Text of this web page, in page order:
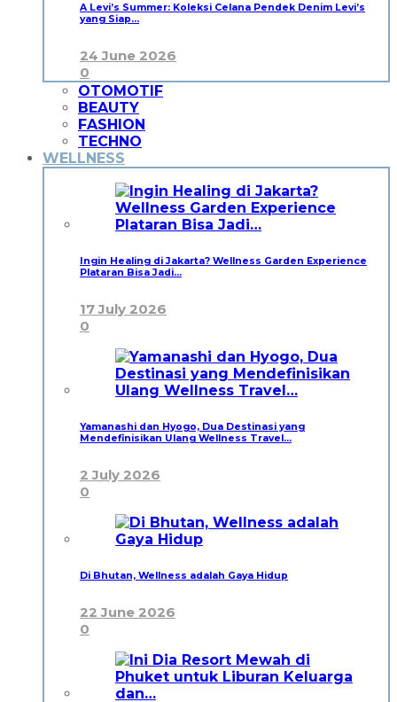
A Levi’s Summer: Koleksi Celana Pendek Denim Levi’s
yang Siap…
24 June 2026
0
OTOMOTIF
BEAUTY
FASHION
TECHNO
WELLNESS
Ingin Healing di Jakarta? Wellness Garden Experience
Plataran Bisa Jadi…
17 July 2026
0
Yamanashi dan Hyogo, Dua Destinasi yang
Mendefinisikan Ulang Wellness Travel…
2 July 2026
0
Di Bhutan, Wellness adalah Gaya Hidup
22 June 2026
0